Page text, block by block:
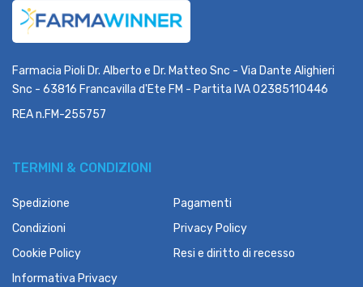
Farmacia Pioli Dr. Alberto e Dr. Matteo Snc - Via Dante Alighieri
Snc - 63816 Francavilla d'Ete FM - Partita IVA 02385110446
REA n.FM-255757
TERMINI & CONDIZIONI
Spedizione
Pagamenti
Condizioni
Privacy Policy
Cookie Policy
Resi e diritto di recesso
Informativa Privacy